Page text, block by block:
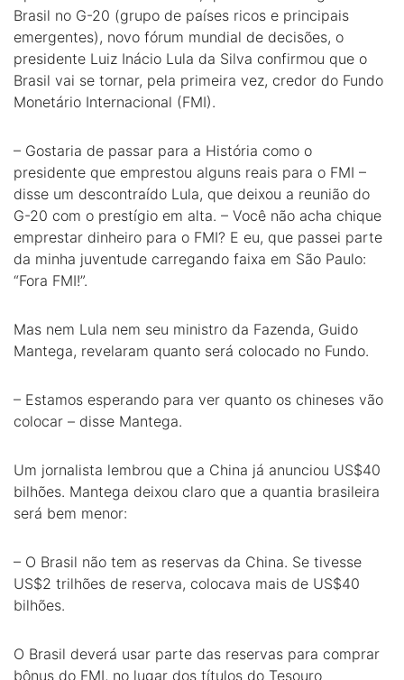
Brasil no G-20 (grupo de países ricos e principais
emergentes), novo fórum mundial de decisões, o
presidente Luiz Inácio Lula da Silva confirmou que o
Brasil vai se tornar, pela primeira vez, credor do Fundo
Monetário Internacional (FMI).
– Gostaria de passar para a História como o
presidente que emprestou alguns reais para o FMI –
disse um descontraído Lula, que deixou a reunião do
G-20 com o prestígio em alta. – Você não acha chique
emprestar dinheiro para o FMI? E eu, que passei parte
da minha juventude carregando faixa em São Paulo:
“Fora FMI!”.
Mas nem Lula nem seu ministro da Fazenda, Guido
Mantega, revelaram quanto será colocado no Fundo.
– Estamos esperando para ver quanto os chineses vão
colocar – disse Mantega.
Um jornalista lembrou que a China já anunciou US$40
bilhões. Mantega deixou claro que a quantia brasileira
será bem menor:
– O Brasil não tem as reservas da China. Se tivesse
US$2 trilhões de reserva, colocava mais de US$40
bilhões.
O Brasil deverá usar parte das reservas para comprar
bônus do FMI, no lugar dos títulos do Tesouro